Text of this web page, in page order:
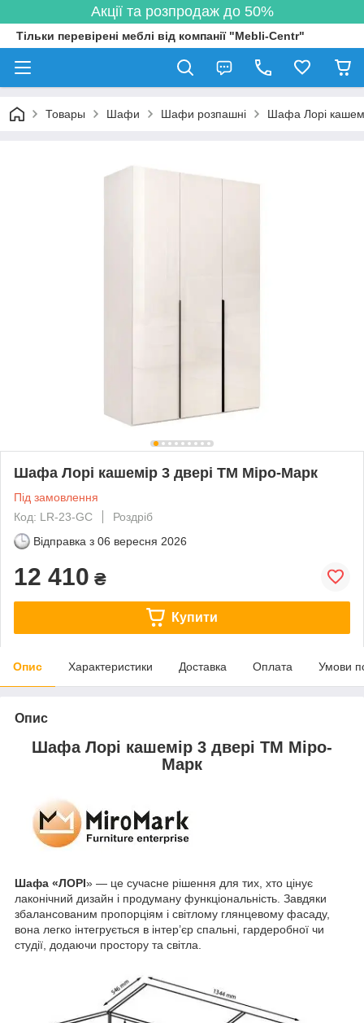
Акції та розпродаж до 50%
Тільки перевірені меблі від компанії "Mebli-Centr"
Товары Шафи Шафи розпашні Шафа Лорі
Шафа Лорі кашемір 3 двері TM Міро-Марк
Під замовлення
Код: LR-23-GC
Роздріб
Відправка з 06 вересня 2026
12 410 ₴
Купити
Опис Характеристики Доставка Оплата Умови
Опис
Шафа Лорі кашемір 3 двері TM Міро-
Марк
Шафа «ЛОРІ» — це сучасне рішення для тих, хто цінує
лаконічний дизайн і продуману функціональність. Завдяки
збалансованим пропорціям і світлому глянцевому фасаду,
вона легко інтегрується в інтер’єр спальні, гардеробної чи
студії, додаючи простору та світла.